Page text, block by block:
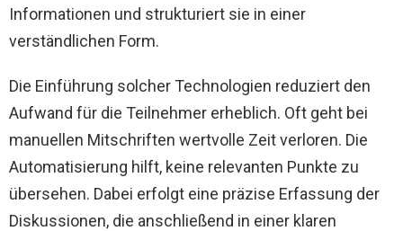
Informationen und strukturiert sie in einer
verständlichen Form.
Die Einführung solcher Technologien reduziert den
Aufwand für die Teilnehmer erheblich. Oft geht bei
manuellen Mitschriften wertvolle Zeit verloren. Die
Automatisierung hilft, keine relevanten Punkte zu
übersehen. Dabei erfolgt eine präzise Erfassung der
Diskussionen, die anschließend in einer klaren